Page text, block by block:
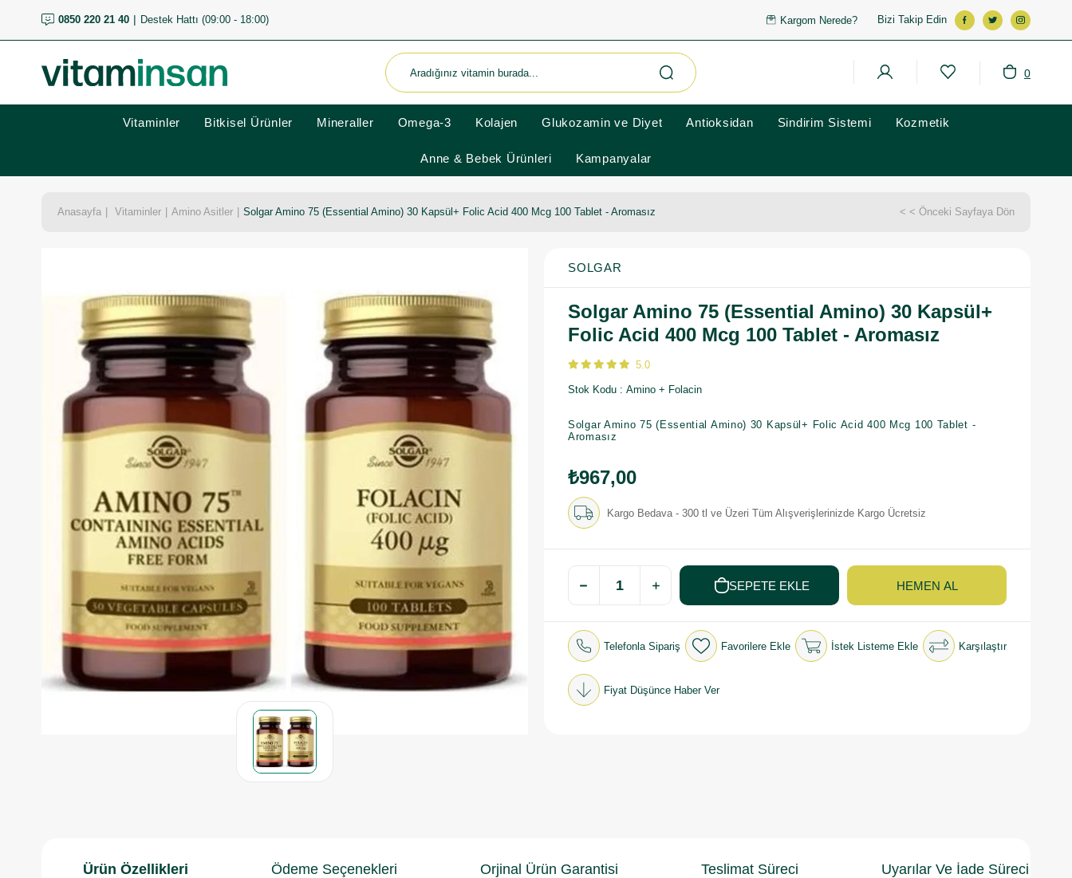
0850 220 21 40 Destek Hattı (09:00 - 18:00) Kargom Nerede? Bizi Takip Edin
0
Vitaminler Bitkisel Ürünler Mineraller Omega-3 Kolajen Glukozamin ve Diyet Antioksidan Sindirim Sistemi Kozmetik
Anne & Bebek Ürünleri Kampanyalar
Anasayfa Vitaminler Amino Asitler Solgar Amino 75 (Essential Amino) 30 Kapsül+ Folic Acid 400 Mcg 100 Tablet - Aromasız < < Önceki Sayfaya Dön
SOLGAR
Solgar Amino 75 (Essential Amino) 30 Kapsül+
Folic Acid 400 Mcg 100 Tablet - Aromasız
5.0
Stok Kodu Amino + Folacin
Solgar Amino 75 (Essential Amino) 30 Kapsül+ Folic Acid 400 Mcg 100 Tablet -
Aromasız
₺967,00
Kargo Bedava - 300 tl ve Üzeri Tüm Alışverişlerinizde Kargo Ücretsiz
Telefonla Sipariş Favorilere Ekle İstek Listeme Ekle Karşılaştır
Fiyat Düşünce Haber Ver
Ürün Özellikleri Ödeme Seçenekleri Orjinal Ürün Garantisi Teslimat Süreci Uyarılar Ve İade Süreci